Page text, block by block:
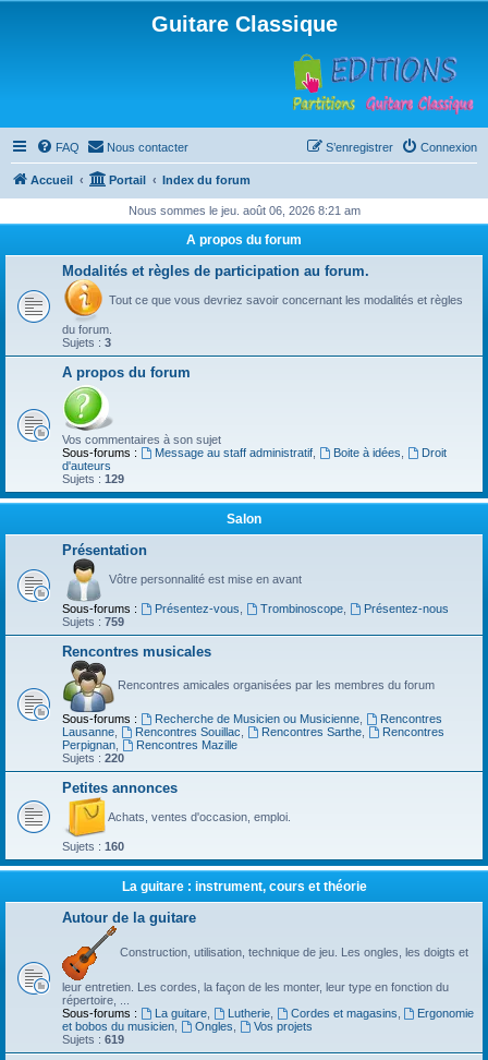
Guitare Classique
FAQ Nous contacter Connexion
S’enregistrer
Accueil Portail Index du forum
Nous sommes le jeu. août 06, 2026 8:21 am
A propos du forum
Modalités et règles de participation au forum.
Tout ce que vous devriez savoir concernant les modalités et règles
du forum.
Sujets : 3
A propos du forum
Vos commentaires à son sujet
Sous-forums :
Message au staff administratif, Boite à idées
Droit
d'auteurs
Sujets : 129
Salon
Présentation
Vôtre personnalité est mise en avant
Sous-forums : Présentez-vous Trombinoscope,
Présentez-nous
Sujets : 759
Rencontres musicales
Rencontres amicales organisées par les membres du forum
Sous-forums : Recherche de Musicien ou Musicienne,
Rencontres
Lausanne
Rencontres Souillac Rencontres Sarthe,
Rencontres
Perpignan
Rencontres Mazille
Sujets : 220
Petites annonces
Achats, ventes d'occasion, emploi.
Sujets : 160
La guitare : instrument, cours et théorie
Autour de la guitare
Construction, utilisation, technique de jeu. Les ongles, les doigts et
leur entretien. Les cordes, la façon de les monter, leur type en fonction du
répertoire, ...
Sous-forums :
La guitare, Lutherie, Cordes et magasins
Ergonomie
et bobos du musicien
Ongles
Vos projets
Sujets : 619